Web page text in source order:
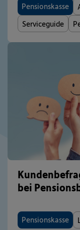
Pensionskasse
Serviceguide
bei
Pensionskasse